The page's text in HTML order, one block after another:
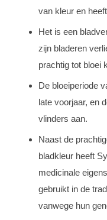
van kleur en
Het is een
zijn bladeren
prachtig tot bloei
De bloeiperiode
late voorjaar, en
vlinders aan.
Naast de
bladkleur heeft
medicinale
gebruikt in de
vanwege hun